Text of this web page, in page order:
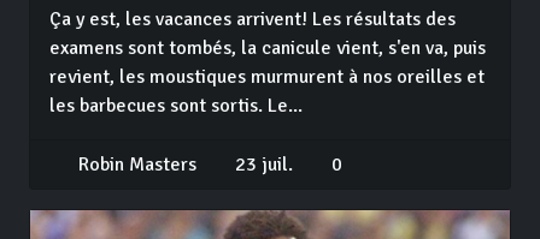
Ça y est, les vacances arrivent! Les résultats des
examens sont tombés, la canicule vient, s'en va, puis
revient, les moustiques murmurent à nos oreilles et
les barbecues sont sortis. Le...
Robin Masters 23 juil. 0